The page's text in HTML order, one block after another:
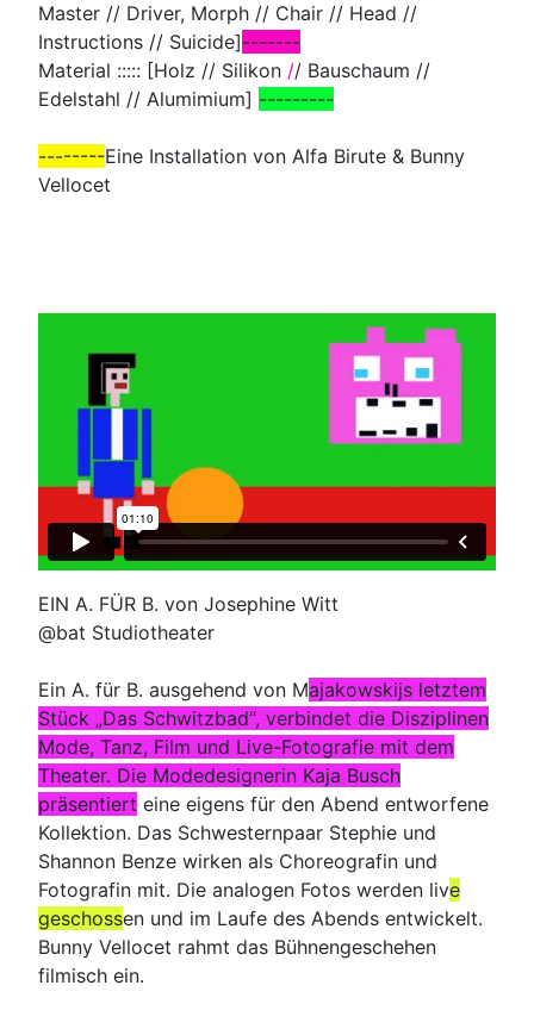
Master // Driver, Morph // Chair // Head //
Instructions // Suicide]-------
Material ::::: [Holz // Silikon // Bauschaum //
Edelstahl // Alumimium] ---------
--------Eine Installation von Alfa Birute & Bunny
Vellocet
EIN A. FÜR B. von Josephine Witt
@bat Studiotheater
Ein A. für B. ausgehend von Majakowskijs letztem
Stück „Das Schwitzbad“, verbindet die Disziplinen
Mode, Tanz, Film und Live-Fotografie mit dem
Theater. Die Modedesignerin Kaja Busch
präsentiert eine eigens für den Abend entworfene
Kollektion. Das Schwesternpaar Stephie und
Shannon Benze wirken als Choreografin und
Fotografin mit. Die analogen Fotos werden live
geschossen und im Laufe des Abends entwickelt.
Bunny Vellocet rahmt das Bühnengeschehen
filmisch ein.